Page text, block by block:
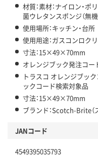
材質：素材：ナイロン・
菌ウレタンスポンジ（無
使用場所：キッチン・台所
使用用途：ガスコンロク
寸法：15×49×70mm
オレンジブック発注コー
トラスコ オレンジブッ
ックコード検索対象品
寸法：15×49×70mm
ブランド：Scotch-Brite（
JANコード
4549395035793